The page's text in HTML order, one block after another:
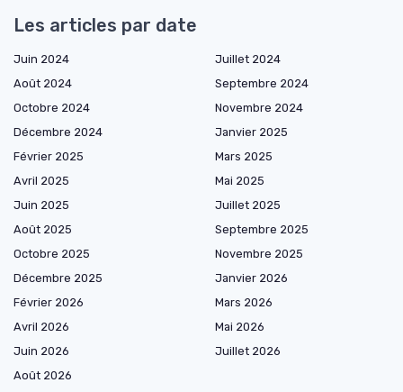
Les articles par date
Juin 2024
Juillet 2024
Août 2024
Septembre 2024
Octobre 2024
Novembre 2024
Décembre 2024
Janvier 2025
Février 2025
Mars 2025
Avril 2025
Mai 2025
Juin 2025
Juillet 2025
Août 2025
Septembre 2025
Octobre 2025
Novembre 2025
Décembre 2025
Janvier 2026
Février 2026
Mars 2026
Avril 2026
Mai 2026
Juin 2026
Juillet 2026
Août 2026